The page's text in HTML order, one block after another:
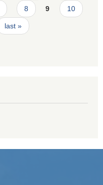
8 9 10
last »